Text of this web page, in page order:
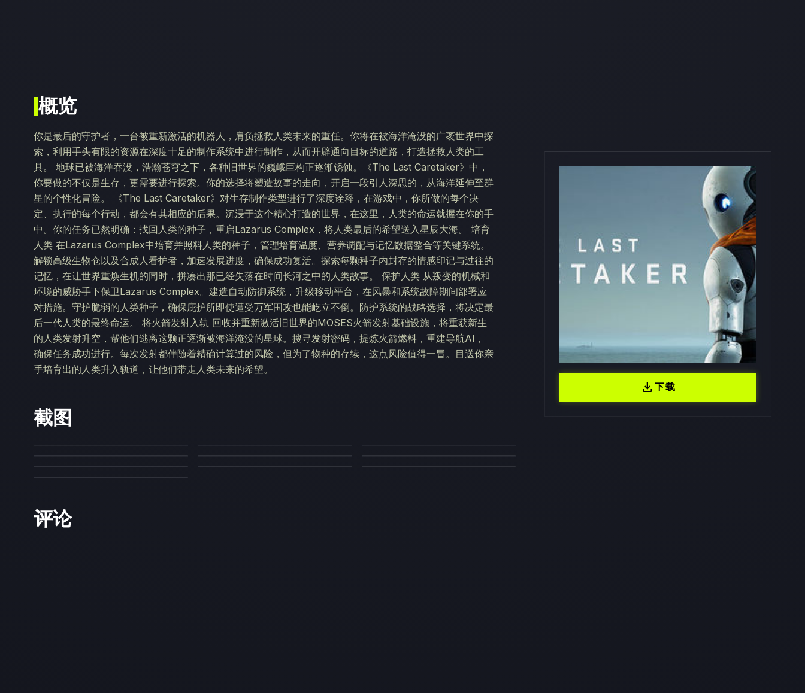
概览
你是最后的守护者，一台被重新激活的机器人，肩负拯救人类未来的重任。你将在被海洋淹没的广袤世界中探
索，利用手头有限的资源在深度十足的制作系统中进行制作，从而开辟通向目标的道路，打造拯救人类的工
具。 地球已被海洋吞没，浩瀚苍穹之下，各种旧世界的巍峨巨构正逐渐锈蚀。《The Last Caretaker》中，
你要做的不仅是生存，更需要进行探索。你的选择将塑造故事的走向，开启一段引人深思的，从海洋延伸至群
星的个性化冒险。 《The Last Caretaker》对生存制作类型进行了深度诠释，在游戏中，你所做的每个决
定、执行的每个行动，都会有其相应的后果。沉浸于这个精心打造的世界，在这里，人类的命运就握在你的手
中。你的任务已然明确：找回人类的种子，重启Lazarus Complex，将人类最后的希望送入星辰大海。 培育
人类 在Lazarus Complex中培育并照料人类的种子，管理培育温度、营养调配与记忆数据整合等关键系统。
解锁高级生物仓以及合成人看护者，加速发展进度，确保成功复活。探索每颗种子内封存的情感印记与过往的
记忆，在让世界重焕生机的同时，拼凑出那已经失落在时间长河之中的人类故事。 保护人类 从叛变的机械和
环境的威胁手下保卫Lazarus Complex。建造自动防御系统，升级移动平台，在风暴和系统故障期间部署应
对措施。守护脆弱的人类种子，确保庇护所即使遭受万军围攻也能屹立不倒。防护系统的战略选择，将决定最
后一代人类的最终命运。 将火箭发射入轨 回收并重新激活旧世界的MOSES火箭发射基础设施，将重获新生
的人类发射升空，帮他们逃离这颗正逐渐被海洋淹没的星球。搜寻发射密码，提炼火箭燃料，重建导航AI，
确保任务成功进行。每次发射都伴随着精确计算过的风险，但为了物种的存续，这点风险值得一冒。目送你亲
手培育出的人类升入轨道，让他们带走人类未来的希望。
截图
评论
download下载